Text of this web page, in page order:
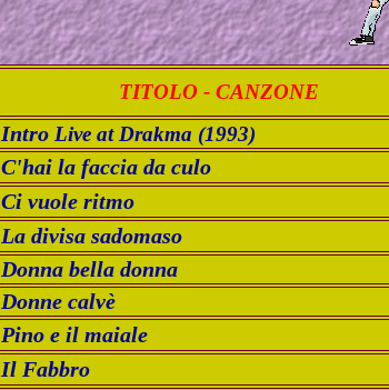
TITOLO - CANZONE
Intro Live at Drakma (1993)
C'hai la faccia da culo
Ci vuole ritmo
La divisa sadomaso
Donna bella donna
Donne calvè
Pino e il maiale
Il Fabbro